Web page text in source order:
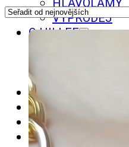
VÝPRODEJ
O HILLEE
TVORBA WEBŮ
BLOG
KOŠÍK
KONTAKT